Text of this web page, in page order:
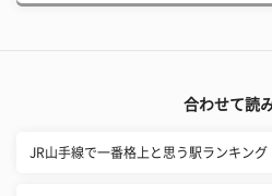
合わせて読
JR山手線で一番格上と思う駅ランキン